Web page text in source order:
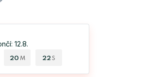
12.8.
20 M 21 S